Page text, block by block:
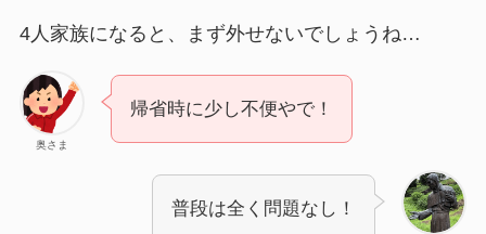
4人家族になると、まず外せないでしょうね…
奥さま
帰省時に少し不便やで！
普段は全く問題なし！